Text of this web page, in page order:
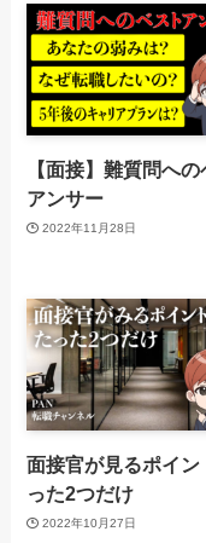
【面接】難質問への
アンサー
2022年11月28日
面接官が見るポイン
った2つだけ
2022年10月27日